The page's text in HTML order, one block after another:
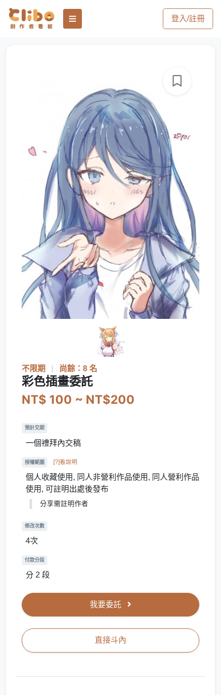
登入/註冊
不限期 尚餘：8 名
彩色插畫委託
NT$ 100 ~ NT$200
預計交期
一個禮拜內交稿
授權範圍 [?]看說明
個人收藏使用, 同人非營利作品使用, 同人營利作品
使用, 可註明出處後發布
分享需註明作者
修改次數
4次
付款分段
分 2 段
我要委託
直接斗內